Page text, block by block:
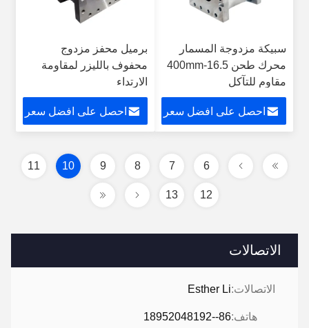
الاتصالات
الاتصالات:Esther Li
هاتف:86--18952048192
سبيكة مزدوجة المسمار
محرك طحن 16.5-400mm
مقاوم للتآكل
احصل على افضل سعر
برميل محفز مزدوج
محفوف بالليزر لمقاومة
الارتداء
احصل على افضل سعر
6
7
8
9
10
11
12
13